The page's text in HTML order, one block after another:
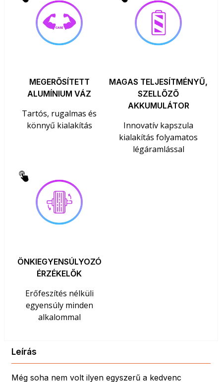
MEGERŐSÍTETT
ALUMÍNIUM VÁZ
Tartós, rugalmas és
könnyű kialakítás
MAGAS TELJESÍTMÉNYŰ,
SZELLŐZŐ
AKKUMULÁTOR
Innovatív kapszula
kialakítás folyamatos
légáramlással
ÖNKIEGYENSÚLYOZÓ
ÉRZÉKELŐK
Erőfeszítés nélküli
egyensúly minden
alkalommal
Leírás
Még soha nem volt ilyen egyszerű a kedvenc